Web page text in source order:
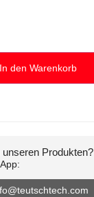
In den Warenkorb
Produkten?